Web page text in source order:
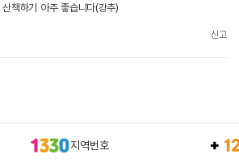
책하기 아주 좋습니다(강추)
신고
지역번호